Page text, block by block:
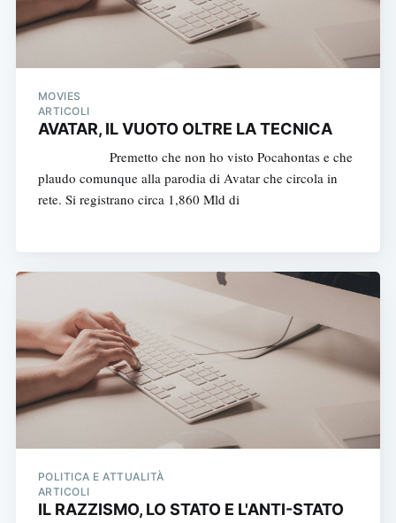
MOVIES
ARTICOLI
AVATAR, IL VUOTO OLTRE LA TECNICA
Premetto che non ho visto Pocahontas e che
plaudo comunque alla parodia di Avatar che circola in
rete. Si registrano circa 1,860 Mld di
POLITICA E ATTUALITÀ
ARTICOLI
IL RAZZISMO, LO STATO E L'ANTI-STATO